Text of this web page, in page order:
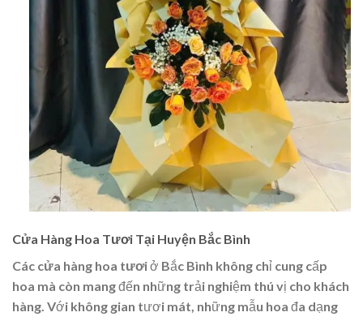
Cửa Hàng Hoa Tươi Tại Huyện Bắc Bình
Các cửa hàng hoa tươiở Bắc Bình không chỉ cung cấp
hoa mà còn mang đến những trải nghiệm thú vị cho khách
hàng. Với không gian tươi mát, những mẫu hoa đa dạng